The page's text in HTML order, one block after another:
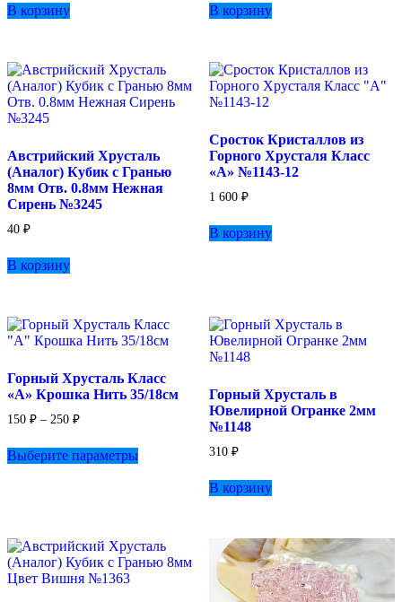
В корзину В корзину
Австрийский Хрусталь
(Аналог) Кубик с Гранью
8мм Отв. 0.8мм Нежная
Сирень №3245
40 ₽
В корзину
Сросток Кристаллов из
Горного Хрусталя Класс
«А» №1143-12
1 600 ₽
В корзину
Горный Хрусталь Класс
«А» Крошка Нить 35/18см
150 ₽ – 250 ₽Диапазон
150 ₽
–
Выберите параметры
выбрать
на
Горный Хрусталь в
Ювелирной Огранке 2мм
№1148
310 ₽
В корзину